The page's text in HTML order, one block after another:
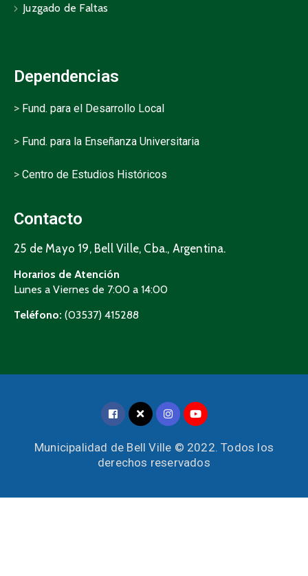
Juzgado de Faltas
Dependencias
> Fund. para el Desarrollo Local
> Fund. para la Enseñanza Universitaria
> Centro de Estudios Históricos
Contacto
25 de Mayo 19, Bell Ville, Cba., Argentina.
Horarios de Atención
Lunes a Viernes de 7:00 a 14:00
Teléfono: (03537) 415288
Municipalidad de Bell Ville © 2022. Todos los
derechos reservados